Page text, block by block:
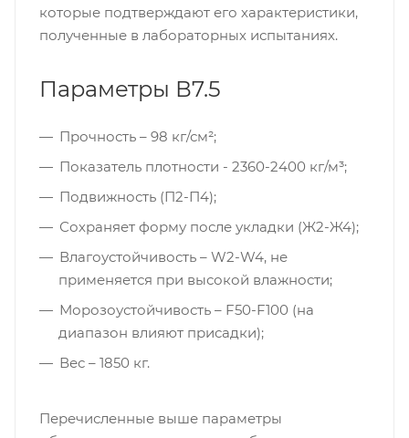
которые подтверждают его характеристики,
полученные в лабораторных испытаниях.
Параметры В7.5
Прочность – 98 кг/см²;
Показатель плотности - 2360-2400 кг/м³;
Подвижность (П2-П4);
Сохраняет форму после укладки (Ж2-Ж4);
Влагоустойчивость – W2-W4, не
применяется при высокой влажности;
Морозоустойчивость – F50-F100 (на
диапазон влияют присадки);
Вес – 1850 кг.
Перечисленные выше параметры